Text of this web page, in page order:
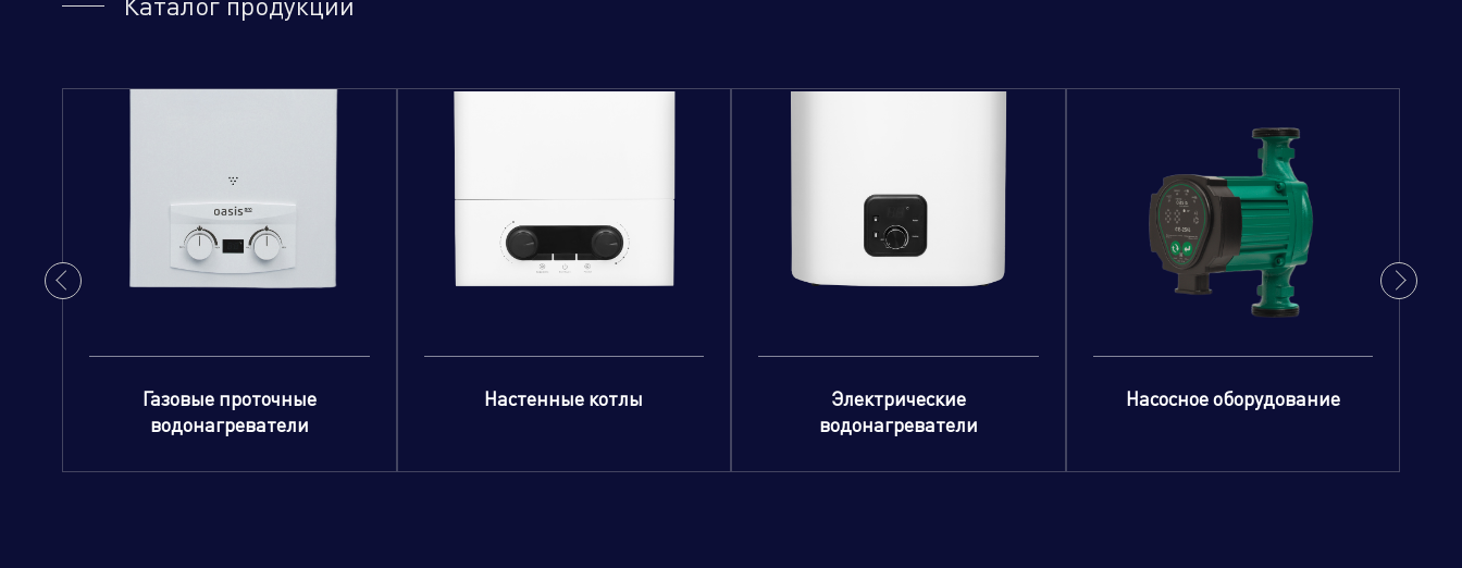
Газовые проточные
водонагреватели
Настенные котлы
Электрические
водонагреватели
Насосное оборудование